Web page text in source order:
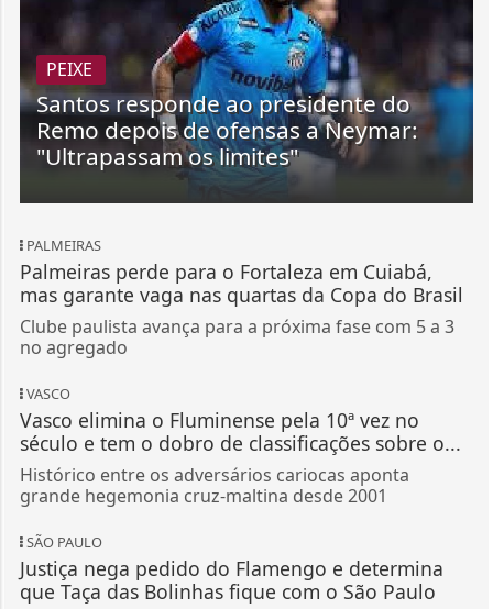
PEIXE
Santos responde ao presidente do
Remo depois de ofensas a Neymar:
"Ultrapassam os limites"
PALMEIRAS
Palmeiras perde para o Fortaleza em Cuiabá,
mas garante vaga nas quartas da Copa do Brasil
Clube paulista avança para a próxima fase com 5 a 3
no agregado
VASCO
Vasco elimina o Fluminense pela 10ª vez no
século e tem o dobro de classificações sobre o...
Histórico entre os adversários cariocas aponta
grande hegemonia cruz-maltina desde 2001
SÃO PAULO
Justiça nega pedido do Flamengo e determina
que Taça das Bolinhas fique com o São Paulo